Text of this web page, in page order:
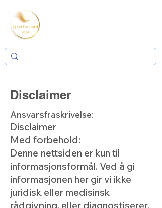
Disclaimer
Ansvarsfraskrivelse:
Disclaimer
Med forbehold:
Denne nettsiden er kun til
informasjonsformål. Ved å gi
informasjonen her gir vi ikke
juridisk eller medisinsk
rådgivning, eller diagnostiserer.